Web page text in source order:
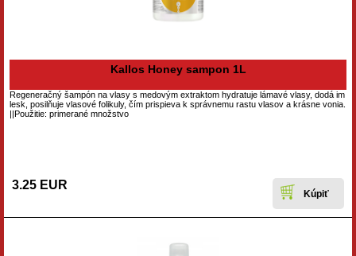
Kallos Honey sampon 1L
Regeneračný šampón na vlasy s medovým extraktom hydratuje lámavé vlasy, dodá im
lesk, posilňuje vlasové folikuly, čím prispieva k správnemu rastu vlasov a krásne vonia.
||Použitie: primerané množstvo
3.25 EUR